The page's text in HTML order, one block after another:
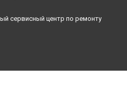
сервисный центр по ремонту